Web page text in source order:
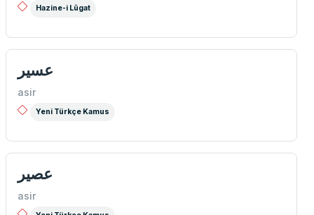
Hazine-i Lûgat
عسیر
asir
Yeni Türkçe Kamus
عصیر
asir